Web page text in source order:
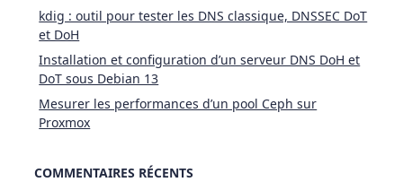
kdig : outil pour tester les DNS classique, DNSSEC DoT
et DoH
Installation et configuration d’un serveur DNS DoH et
DoT sous Debian 13
Mesurer les performances d’un pool Ceph sur
Proxmox
COMMENTAIRES RÉCENTS